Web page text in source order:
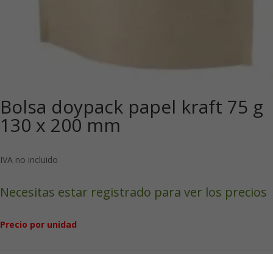
Bolsa doypack papel kraft 75 g
130 x 200 mm
IVA no incluido
Necesitas estar registrado para ver los precios
Precio por unidad